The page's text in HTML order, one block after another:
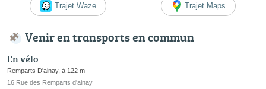
Trajet Waze Trajet Maps
Venir en transports en commun
En vélo
Remparts D'ainay, à 122 m
16 Rue des Remparts d'ainay